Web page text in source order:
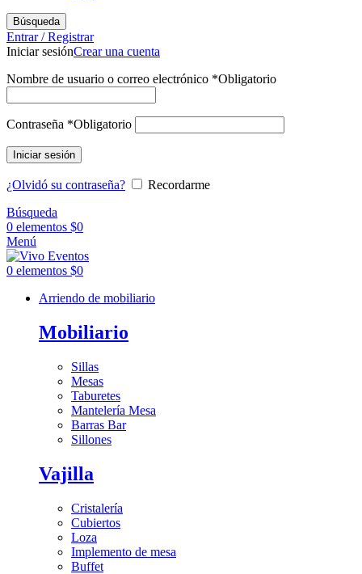
Búsqueda
Entrar / Registrar
Iniciar sesiónCrear una cuenta
Nombre de usuario o correo electrónico *Obligatorio
Contraseña *Obligatorio
Iniciar sesión
¿Olvidó su contraseña?
Recordarme
Búsqueda
0 elementos $0
Menú
0 elementos $0
Arriendo de mobiliario
Mobiliario
Sillas
Mesas
Taburetes
Mantelería Mesa
Barras Bar
Sillones
Vajilla
Cristalería
Cubiertos
Loza
Implemento de mesa
Buffet